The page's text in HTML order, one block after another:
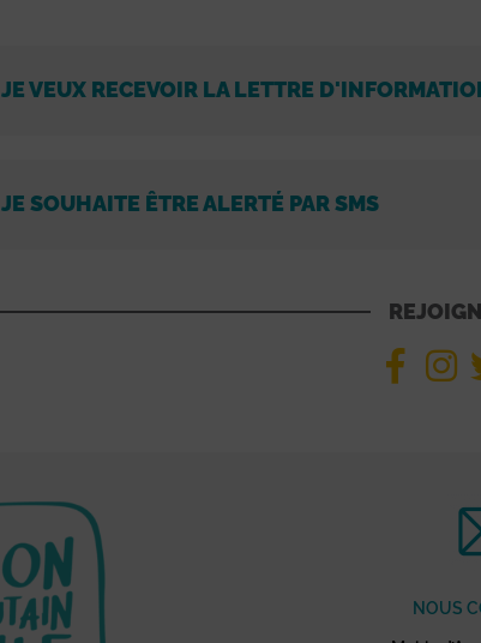
JE VEUX RECEVOIR LA LETTRE
JE SOUHAITE ÊTRE ALERTÉ PAR SMS
NOUS